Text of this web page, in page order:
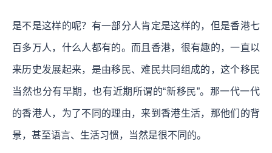
是不是这样的呢？有一部分人肯定是这样的，但是香港七
百多万人，什么人都有的。而且香港，很有趣的，一直以
来历史发展起来，是由移民、难民共同组成的，这个移民
当然也分有早期，也有近期所谓的“新移民”。那一代一代
的香港人，为了不同的理由，来到香港生活，那他们的背
景，甚至语言、生活习惯，当然是很不同的。